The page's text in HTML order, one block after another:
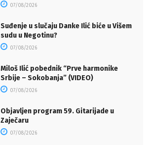
07/08/2026
Suđenje u slučaju Danke Ilić biće u Višem
sudu u Negotinu?
07/08/2026
Miloš Ilić pobednik “Prve harmonike
Srbije – Sokobanja” (VIDEO)
07/08/2026
Objavljen program 59. Gitarijade u
Zaječaru
07/08/2026